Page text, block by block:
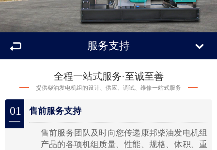
服务支持
全程一站式服务·至诚至善
提供柴油发电机组的设计、供应、调试、维修一站式服务
01 售前服务支持
售前服务团队及时向您传递康邦柴油发电机组
产品的各项机组质量、性能、规格、体积、重